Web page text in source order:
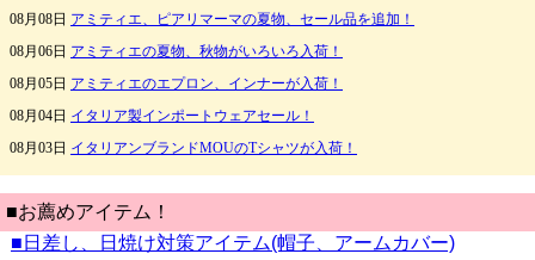
■お薦めアイテム！
■日差し、日焼け対策アイテム(帽子、アームカバー)